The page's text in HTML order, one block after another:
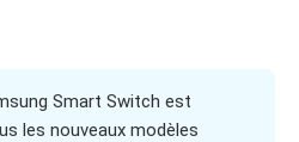
Smart Switch est
les nouveaux modèles